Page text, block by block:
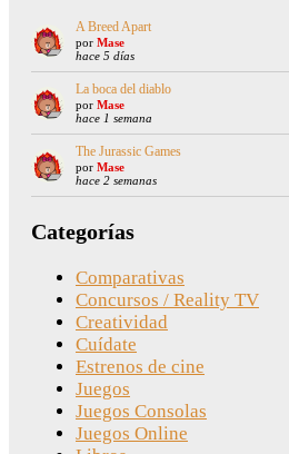
A Breed Apart
por Mase
hace 5 días
La boca del diablo
por Mase
hace 1 semana
The Jurassic Games
por Mase
hace 2 semanas
Categorías
Comparativas
Concursos / Reality TV
Creatividad
Cuídate
Estrenos de cine
Juegos
Juegos Consolas
Juegos Online